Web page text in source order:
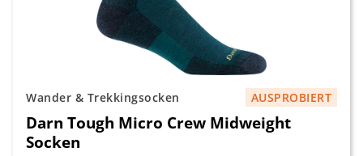
Wander & Trekkingsocken AUSPROBIERT
Darn Tough Micro Crew Midweight
Socken